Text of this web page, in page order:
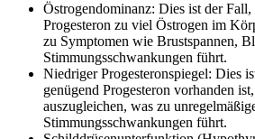
Östrogendominanz: Dies ist der
Progesteron zu viel Östrogen im
zu Symptomen wie Brustspannen,
Stimmungsschwankungen führt.
Niedriger Progesteronspiegel: Dies
genügend Progesteron vorhanden
auszugleichen, was zu
Stimmungsschwankungen führt.